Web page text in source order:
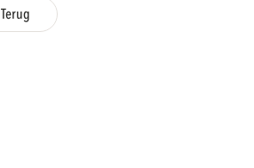
Terug